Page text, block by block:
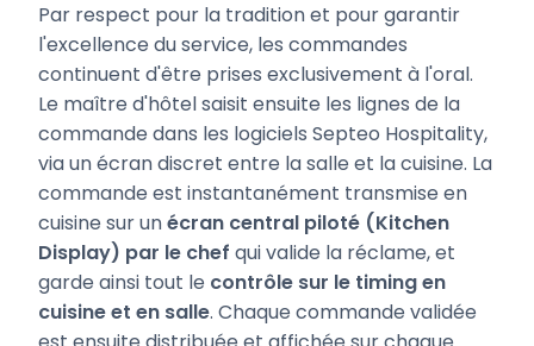
Par respect pour la tradition et pour garantir
l'excellence du service, les commandes
continuent d'être prises exclusivement à l'oral.
Le maître d'hôtel saisit ensuite les lignes de la
commande dans les logiciels Septeo Hospitality,
via un écran discret entre la salle et la cuisine. La
commande est instantanément transmise en
cuisine sur unécran central piloté (Kitchen
Display) par le chef qui valide la réclame, et
garde ainsi tout le contrôle sur le timing en
cuisine et en salle. Chaque commande validée